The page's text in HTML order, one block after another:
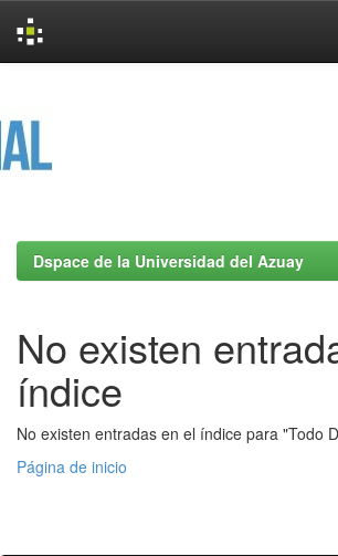
Dspace de la Universidad del Azuay
No existen
índice
No existen entradas en el índice para "Todo
Página de inicio